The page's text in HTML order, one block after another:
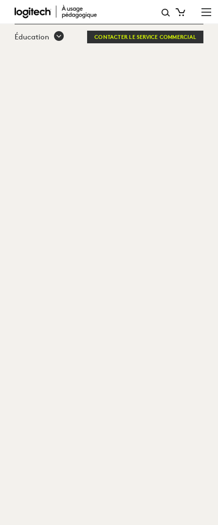
SOLUTIONS
DEÉducation CONTACTER LE SERVICE COMMERCIAL